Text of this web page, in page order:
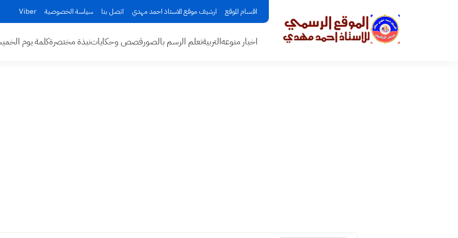
اقسام الموقع ارشيف موقع الاستاذ احمد مهدي اتصل بنا سياسة الخصوصية Viber
اخبار منوعهالتربيةتعلم الرسم بالصورقصص وحكاياتنبذة مختصرةكلمة يوم